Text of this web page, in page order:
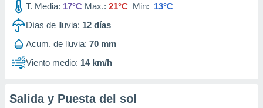
utilizar
crear un
la
T. Media: 17°C Max.: 21°C Min: 13°C
Días de lluvia: 12 días
Acum. de lluvia: 70 mm
Viento medio: 14 km/h
Salida y Puesta del sol